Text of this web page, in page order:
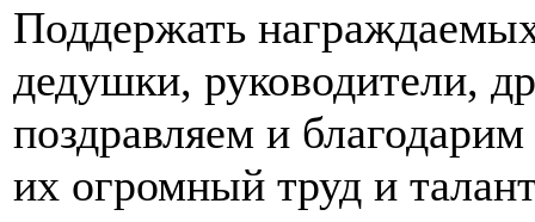
Поддержать
дедушки, руководители,
поздравляем и
их огромный труд и